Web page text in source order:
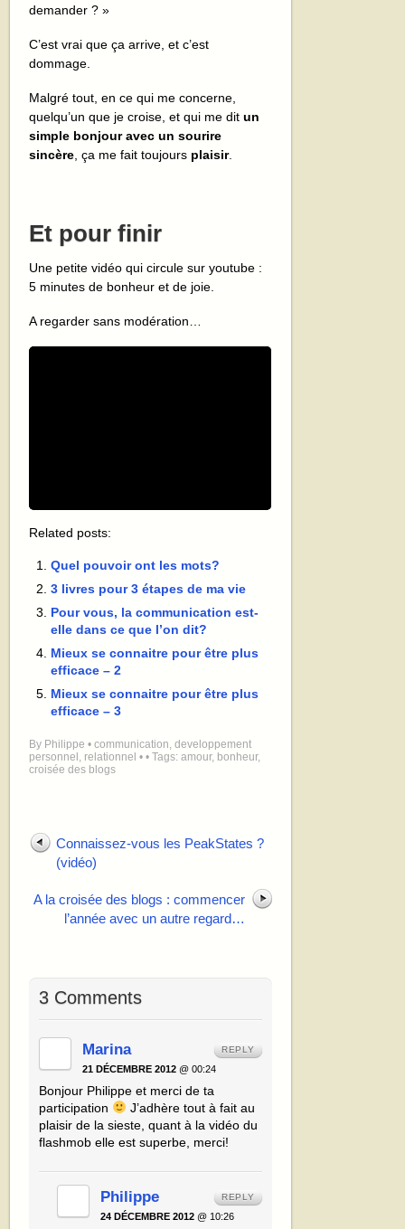
demander ? »
C’est vrai que ça arrive, et c’est
dommage.
Malgré tout, en ce qui me concerne,
quelqu’un que je croise, et qui me ditun
simple bonjour avec un sourire
sincère , ça me fait toujours plaisir.
Et pour finir
Une petite vidéo qui circule sur youtube :
5 minutes de bonheur et de joie.
A regarder sans modération…
Related posts:
Quel pouvoir ont les mots?
3 livres pour 3 étapes de ma vie
Pour vous, la communication est-
elle dans ce que l’on dit?
Mieux se connaitre pour être plus
efficace – 2
Mieux se connaitre pour être plus
efficace – 3
By Philippe • communication,developpement
personnel , relationnel • • Tags:amour, bonheur,
croisée des blogs
Connaissez-vous les PeakStates ?
(vidéo)
A la croisée des blogs : commencer
l’année avec un autre regard…
3 Comments
Marina
21 DÉCEMBRE 2012 @ 00:24
Bonjour Philippe et merci de ta
participation
J’adhère tout à fait au
plaisir de la sieste, quant à la vidéo du
flashmob elle est superbe, merci!
REPLY
Philippe
24 DÉCEMBRE 2012 @ 10:26
REPLY